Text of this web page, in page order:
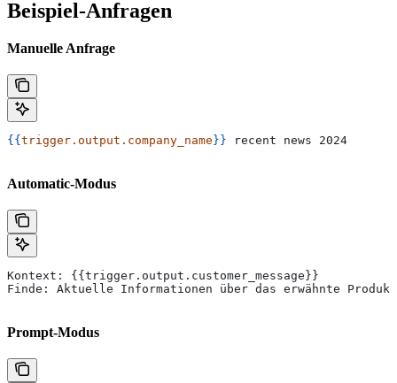
Beispiel-Anfragen
Manuelle Anfrage
{{ trigger.output.company_name }} recent news 2024
Automatic-Modus
Kontext: {{trigger.output.customer_message}}
Finde: Aktuelle Informationen über das erwähnte Produkt
Prompt-Modus